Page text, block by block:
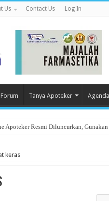
Us Contact Us Log In
Forum Tanya Apoteker
Apoteker Resmi Diluncurkan,
keras